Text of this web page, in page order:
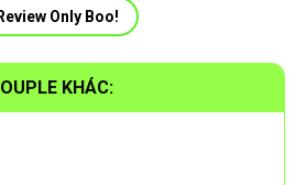
Review Only Boo!
KHÁC: